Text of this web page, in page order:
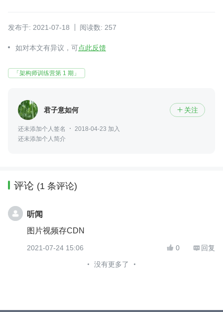
发布于: 2021-07-18 阅读数: 257
如对本文有异议，可点此反馈
「架构师训练营第 1 期」
君子意如何  关注
还未添加个人签名
2018-04-23 加入
还未添加个人简介
评论 (1 条评论)
听闻
图片视频存CDN
2021-07-24 15:06  0  回复
没有更多了